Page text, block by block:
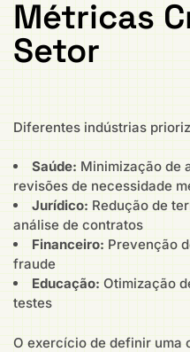
Métricas
Setor
Diferentes indústrias
Saúde: Minimização de
revisões de necessidade
Jurídico: Redução de
análise de contratos
Financeiro: Prevenção
fraude
Educação: Otimização
testes
O exercício de definir uma